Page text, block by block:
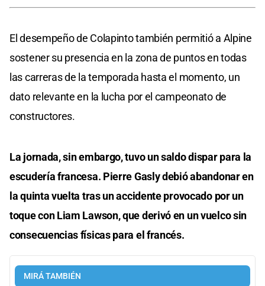
El desempeño de Colapinto también permitió a Alpine
sostener su presencia en la zona de puntos en todas
las carreras de la temporada hasta el momento, un
dato relevante en la lucha por el campeonato de
constructores.
La jornada, sin embargo, tuvo un saldo dispar para la
escudería francesa. Pierre Gasly debió abandonar en
la quinta vuelta tras un accidente provocado por un
toque con Liam Lawson, que derivó en un vuelco sin
consecuencias físicas para el francés.
MIRÁ TAMBIÉN